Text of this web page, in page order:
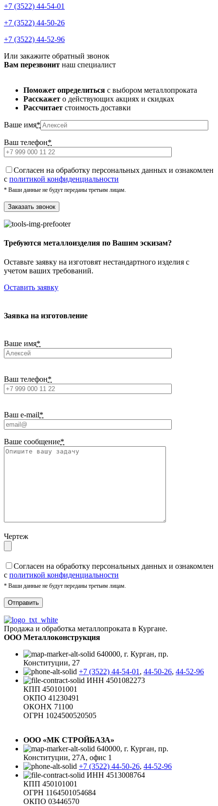
+7 (3522) 44-54-01
+7 (3522) 44-50-26
+7 (3522) 44-52-96
Или закажите обратный звонок
Вам перезвонит наш специалист
Поможет определиться с выбором металлопроката
Расскажет о действующих акциях и скидках
Рассчитает стоимость доставки
Ваше имя*
Ваш телефон*
Cогласен на обработку персональных данных и ознакомлен
с политикой конфиденциальности
* Ваши данные не будут переданы третьим лицам.
Требуются металлоизделия по Вашим эскизам?
Оставьте заявку на изготовят нестандартного изделия с
учетом ваших требований.
Оставить заявку
Заявка на изготовление
Ваше имя*
Ваш телефон*
Ваш e-mail*
Ваше сообщение*
Чертеж
Cогласен на обработку персональных данных и ознакомлен
с политикой конфиденциальности
* Ваши данные не будут переданы третьим лицам.
Продажа и обработка металлопроката в Кургане.
ООО Металлоконструкция
640000, г. Курган, пр.
Конституции, 27
+7 (3522) 44-54-01 , 44-50-26, 44-52-96
ИНН 4501082273
КПП 450101001
ОКПО 41230491
ОКОНХ 71100
ОГРН 1024500520505
ООО «МК СТРОЙБАЗА»
640000, г. Курган, пр.
Конституции, 27А, офис 1
+7 (3522) 44-50-26, 44-52-96
ИНН 4513008764
КПП 450101001
ОГРН 1164501054684
ОКПО 03446570